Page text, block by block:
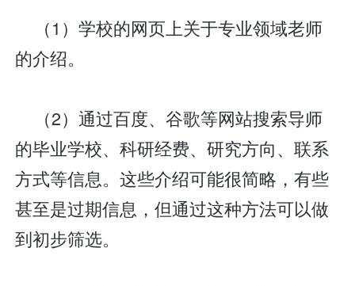
（1）学校的网页上关于专业领域老师
的介绍。
（2）通过百度、谷歌等网站搜索导师
的毕业学校、科研经费、研究方向、联系
方式等信息。这些介绍可能很简略，有些
甚至是过期信息，但通过这种方法可以做
到初步筛选。